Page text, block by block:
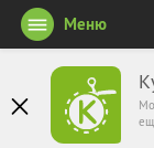
Меню